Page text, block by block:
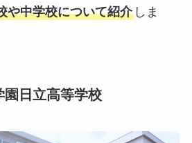
や中学校について紹介しま
園日立高等学校